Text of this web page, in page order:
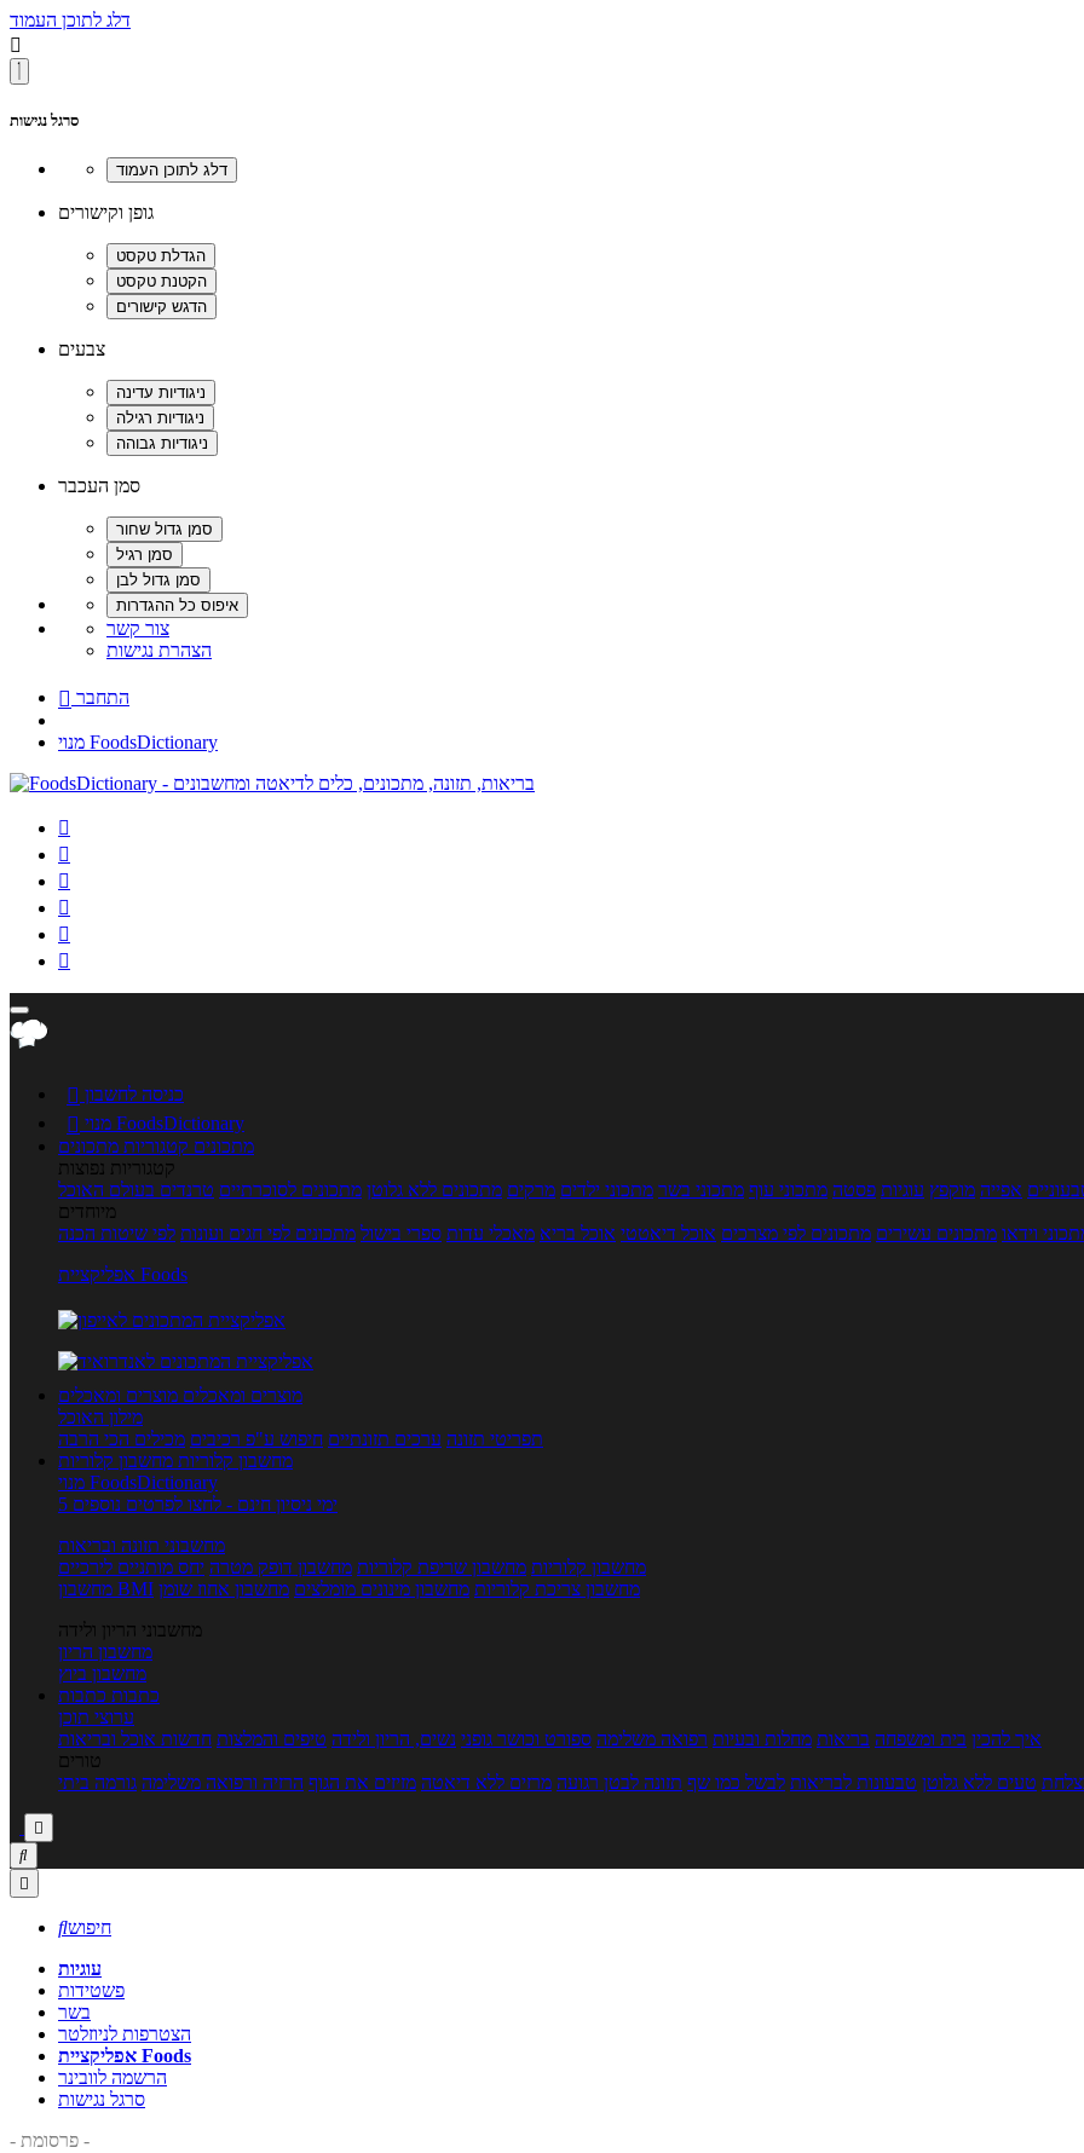
דלג לתוכן העמוד

סרגל נגישות
גופן וקישורים
צבעים
סמן העכבר
צור קשר
הצהרת נגישות
 התחבר
מנוי FoodsDictionary






 כניסה לחשבון

מנוי FoodsDictionary
מתכונים קטגוריות מתכונים
קטגוריות נפוצות
אפייה מוקפץ עוגיות פסטה מתכוני עוף מתכוני בשר מתכוני ילדים מרקים מתכונים ללא גלוטן מתכונים לסוכרתיים טרנדים בעולם האוכל
מיוחדים
וידאו מתכונים עשירים מתכונים לפי מצרכים אוכל דיאטטי אוכל בריא מאכלי עדות ספרי בישול מתכונים לפי חגים ועונות לפי שיטות הכנה
אפליקציית Foods
מוצרים ומאכלים מוצרים ומאכלים
מילון האוכל
תפריטי תזונה ערכים תזונתיים חיפוש ע"פ רכיבים מכילים הכי הרבה
מחשבון קלוריות מחשבון קלוריות
מנוי FoodsDictionary
5 ימי ניסיון חינם - לחצו לפרטים נוספים
מחשבוני תזונה ובריאות
מחשבון קלוריות מחשבון שריפת קלוריות מחשבון דופק מטרה יחס מותניים לירכיים
מחשבון BMI
מחשבון צריכת קלוריות מחשבון מינונים מומלצים מחשבון אחוז שומן
מחשבוני הריון ולידה
מחשבון הריון
מחשבון ביוץ
כתבות כתבות
ערוצי תוכן
איך להכין בית ומשפחה בריאות מחלות ובעיות רפואה משלימה ספורט וכושר גופני נשים, הריון ולידה טיפים והמלצות חדשות אוכל ובריאות
טורים
טעים ללא גלוטן טבעונות לבריאות לבשל כמו שף תזונה לבטן רגועה מרזים ללא דיאטה מזיזים את הגוף הרזיה ורפואה משלימה גורמה ביתי



חיפוש
עוגיות
פשטידות
בשר
הצטרפות לניוזלטר
אפליקציית Foods
הרשמה לוובינר
סרגל נגישות
- פרסומת -